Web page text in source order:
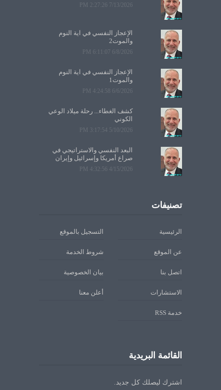
7/13/2026 2:27:26 PM
الإعجاز النفسي في آية النوم
والموت2
6/8/2026 6:11:07 PM
الإعجاز النفسي في آية النوم
والموت1
6/6/2026 4:24:58 PM
كشف الغطاء... رحلة ميلاد الوعي
الكوني
5/10/2026 3:17:54 PM
البعد النفسي والاستراتيجي في
صراع أمريكا وإسرائيل وإيران
4/15/2026 4:32:56 PM
تصنيفات
الرئيسية التسجيل بالموقع
عن الموقع شروط الخدمة
اتصل بنا بيان الخصوصية
الاستشارات أعلن معنا
خدمة RSS
القائمة البريدية
اشترك ليصلك كل جديد.